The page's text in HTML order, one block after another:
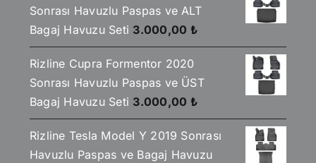
Sonrası Havuzlu Paspas ve ALT
Bagaj Havuzu Seti 3.000,00 ₺
Rizline Cupra Formentor 2020
Sonrası Havuzlu Paspas ve ÜST
Bagaj Havuzu Seti 3.000,00 ₺
Rizline Tesla Model Y 2019 Sonrası
Havuzlu Paspas ve Bagaj Havuzu